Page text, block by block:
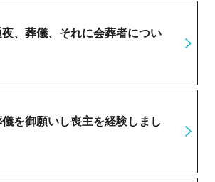
、葬儀、それに会葬者につい
を御願いし喪主を経験しまし